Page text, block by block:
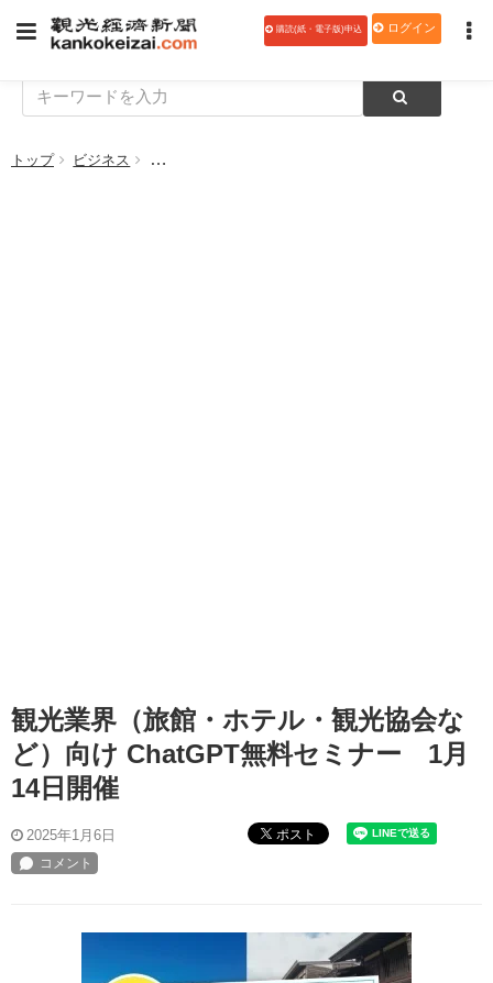
購読(紙・電子版)申込 ログイン
トップ ビジネス 観光業界（旅館・ホテル・観光協会など）向け
観光業界（旅館・ホテル・観光協会な
ど）向け ChatGPT無料セミナー 1月
14日開催
2025年1月6日 ポスト